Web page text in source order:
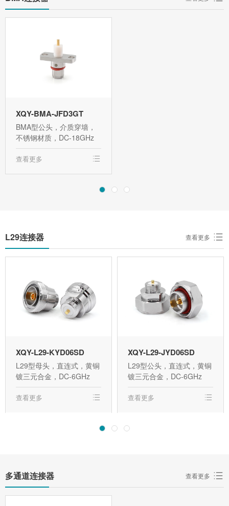
XQY-BMA-JFD3GT
BMA型公头，介质穿墙，
不锈钢材质，DC-18GHz
查看更多
L29连接器 查看更多
XQY-L29-KYD06SD
L29型母头，直连式，黄铜
镀三元合金，DC-6GHz
查看更多
XQY-L29-JYD06SD
L29型公头，直连式，黄铜
镀三元合金，DC-6GHz
查看更多
多通道连接器 查看更多